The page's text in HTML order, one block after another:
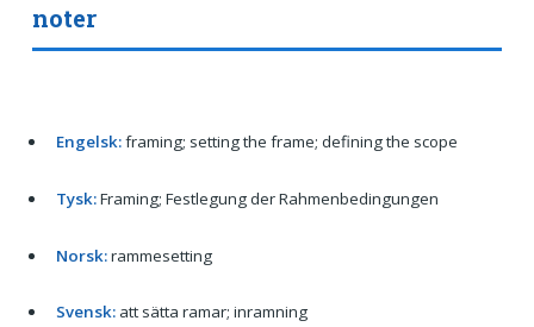
noter
Engelsk:framing; setting the frame; defining the scope
Tysk:Framing; Festlegung der Rahmenbedingungen
Norsk:rammesetting
Svensk:att sätta ramar; inramning